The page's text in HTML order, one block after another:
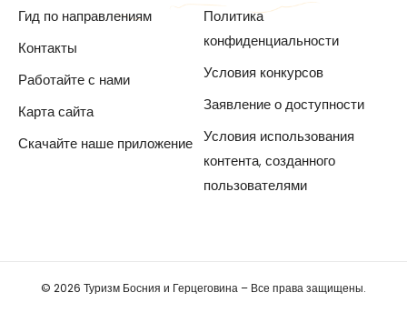
Гид по направлениям
Контакты
Работайте с нами
Карта сайта
Скачайте наше приложение
Политика
конфиденциальности
Условия конкурсов
Заявление о доступности
Условия использования
контента, созданного
пользователями
© 2026 Туризм Босния и Герцеговина – Все права защищены.